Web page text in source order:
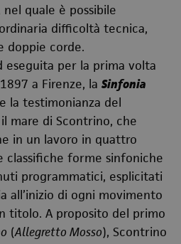
quale è possibile
difficoltà tecnica,
doppie corde.
eseguita per la prima volta
a Firenze, la Sinfonia
la testimonianza del
mare di Scontrino, che
in un lavoro in quattro
classifiche forme sinfoniche
programmatici, esplicitati
all’inizio di ogni movimento
titolo. A proposito del primo
(Allegretto Mosso), Scontrino